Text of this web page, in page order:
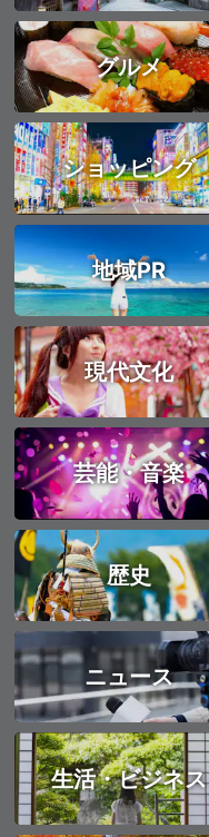
グルメ
ショッピング
地域PR
現代文化
芸能・音楽
歴史
ニュース
生活・ビジネス